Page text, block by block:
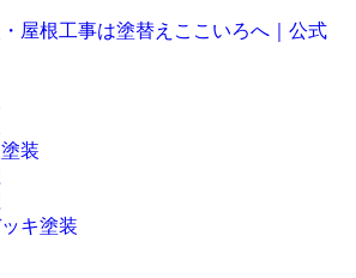
装
キ塗装